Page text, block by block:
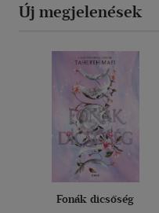
Új megjelenések
Fonák dicsőség